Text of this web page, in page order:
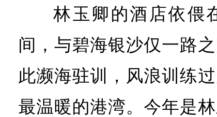
林玉卿的酒店依偎
间，与碧海银沙仅一路
此濒海驻训，风浪训练
最温暖的港湾。今年是